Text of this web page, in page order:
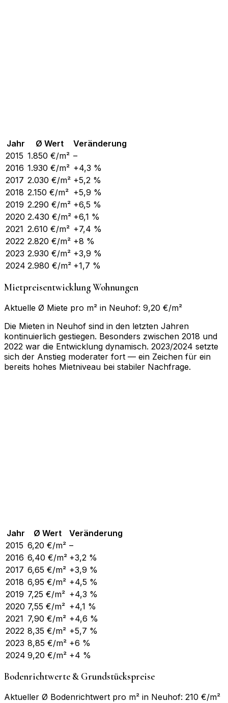
Jahr Ø Wert
Veränderung
2015 1.850 €/m² –
2016 1.930 €/m² +4,3 %
2017 2.030 €/m² +5,2 %
2018 2.150 €/m² +5,9 %
2019 2.290 €/m² +6,5 %
2020 2.430 €/m² +6,1 %
2021 2.610 €/m² +7,4 %
2022 2.820 €/m² +8 %
2023 2.930 €/m² +3,9 %
2024 2.980 €/m² +1,7 %
Mietpreisentwicklung Wohnungen
Aktuelle Ø Miete pro m² in Neuhof: 9,20 €/m²
Die Mieten in Neuhof sind in den letzten Jahren
kontinuierlich gestiegen. Besonders zwischen 2018 und
2022 war die Entwicklung dynamisch. 2023/2024 setzte
sich der Anstieg moderater fort — ein Zeichen für ein
bereits hohes Mietniveau bei stabiler Nachfrage.
Jahr Ø Wert
Veränderung
2015 6,20 €/m² –
2016 6,40 €/m² +3,2 %
2017 6,65 €/m² +3,9 %
2018 6,95 €/m² +4,5 %
2019 7,25 €/m² +4,3 %
2020 7,55 €/m² +4,1 %
2021 7,90 €/m² +4,6 %
2022 8,35 €/m² +5,7 %
2023 8,85 €/m² +6 %
2024 9,20 €/m² +4 %
Bodenrichtwerte & Grundstückspreise
Aktueller Ø Bodenrichtwert pro m² in Neuhof: 210 €/m²